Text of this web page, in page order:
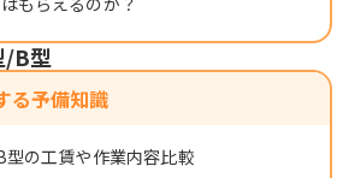
/B型
る予備知識
の工賃や作業内容比較